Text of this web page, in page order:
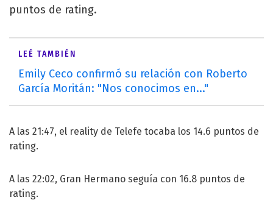
puntos de rating.
LEÉ TAMBIÉN
Emily Ceco confirmó su relación con Roberto
García Moritán: "Nos conocimos en..."
A las 21:47, el reality de Telefe tocaba los 14.6 puntos de
rating.
A las 22:02, Gran Hermano seguía con 16.8 puntos de
rating.